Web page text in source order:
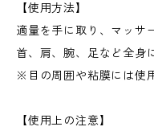
【使用方法】
適量を手に取り、マッサ
首、肩、腕、足など全身
※目の周囲や粘膜には使
【使用上の注意】